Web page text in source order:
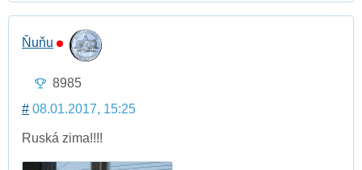
Ňuňu
8985
# 08.01.2017, 15:25
Ruská zima!!!!